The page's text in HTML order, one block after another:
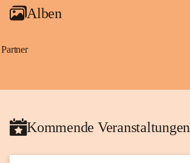
Alben
Partner
Kommende Veranstaltungen